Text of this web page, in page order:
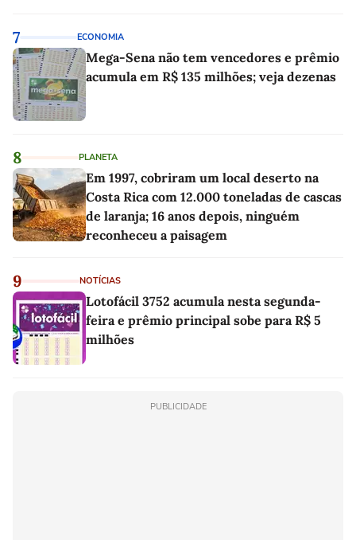
7 ECONOMIA
Mega-Sena não tem vencedores e prêmio
acumula em R$ 135 milhões; veja dezenas
8 PLANETA
Em 1997, cobriram um local deserto na
Costa Rica com 12.000 toneladas de cascas
de laranja; 16 anos depois, ninguém
reconheceu a paisagem
9 NOTÍCIAS
Lotofácil 3752 acumula nesta segunda-
feira e prêmio principal sobe para R$ 5
milhões
PUBLICIDADE